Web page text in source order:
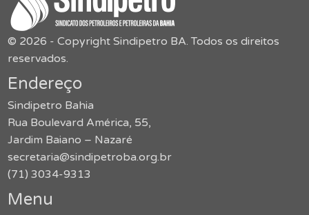
© 2026 - Copyright Sindipetro BA. Todos os direitos
reservados.
Endereço
Sindipetro Bahia
Rua Boulevard América, 55,
Jardim Baiano – Nazaré
secretaria@sindipetroba.org.br
(71) 3034-9313
Menu